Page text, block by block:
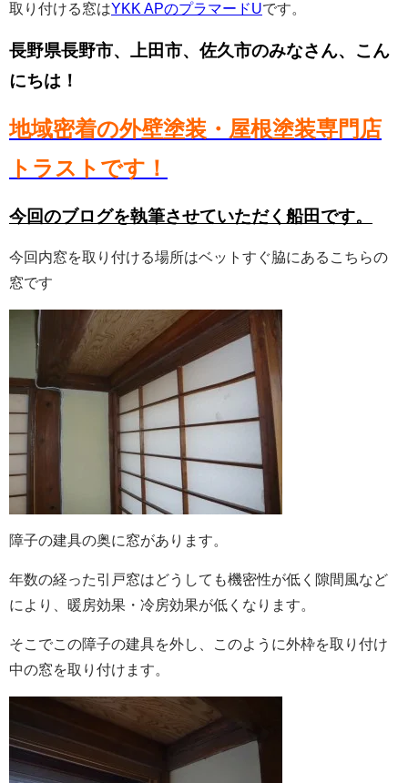
取り付ける窓はYKK APのプラマードUです。
長野県長野市、上田市、佐久市のみなさん、こん
にちは！
地域密着の外壁塗装・屋根塗装専門店
トラストです！
今回のブログを執筆させていただく船田です。
今回内窓を取り付ける場所はベットすぐ脇にあるこちらの
窓です
障子の建具の奥に窓があります。
年数の経った引戸窓はどうしても機密性が低く隙間風など
により、暖房効果・冷房効果が低くなります。
そこでこの障子の建具を外し、このように外枠を取り付け
中の窓を取り付けます。